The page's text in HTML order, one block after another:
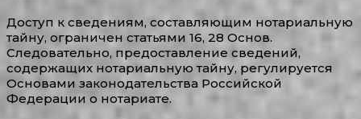
Доступ к сведениям, составляющим нотариальную
тайну, ограничен статьями 16, 28 Основ.
Следовательно, предоставление сведений,
содержащих нотариальную тайну, регулируется
Основами законодательства Российской
Федерации о нотариате.